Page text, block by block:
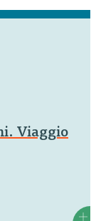
Nel
Viaggio